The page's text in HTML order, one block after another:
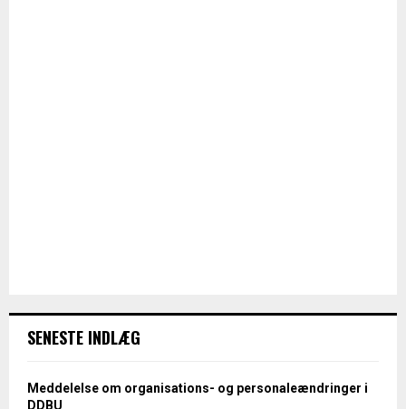
SENESTE INDLÆG
Meddelelse om organisations- og personaleændringer i
DDBU